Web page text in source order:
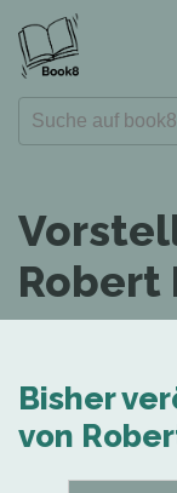
Robert
Bisher
von